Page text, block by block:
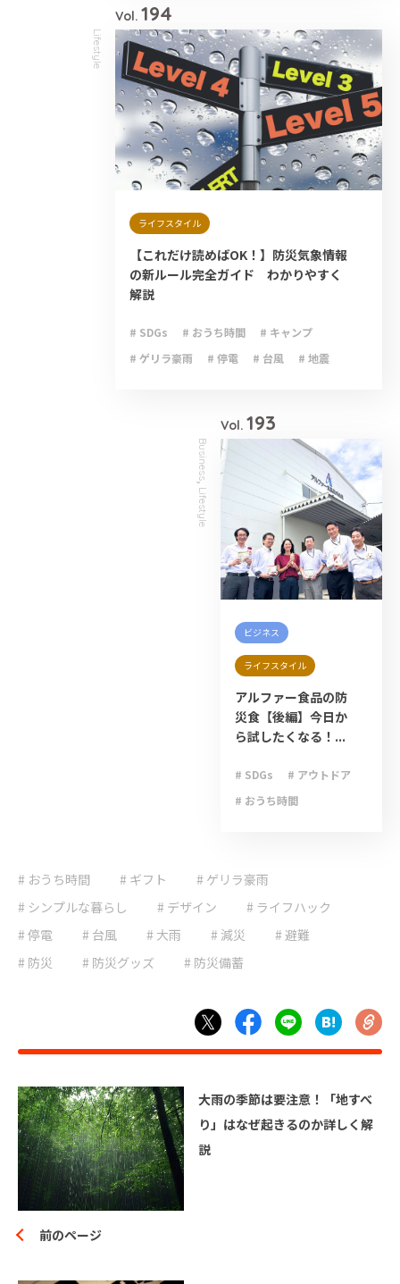
Lifestyle
Vol. 194
ライフスタイル
【これだけ読めばOK！】防災気象情報
の新ルール完全ガイド わかりやすく
解説
# SDGs # おうち時間
# キャンプ
# ゲリラ豪雨
# 停電 # 台風
# 地震
Business
,
Lifestyle
Vol. 193
ビジネス
ライフスタイル
アルファー食品の防
災食【後編】今日か
ら試したくなる！...
# SDGs
# アウトドア
# おうち時間
# ライフハック
# 停電
# 台風
# 地震
# 大雨
# 大雪
# 防災グッズ
# 防災備蓄
# 非常食
# おうち時間 # ギフト
# ゲリラ豪雨
# シンプルな暮らし
# デザイン
# ライフハック
# 停電
# 台風 # 大雨 # 減災
# 避難
# 防災
# 防災グッズ # 防災備蓄
大雨の季節は要注意！「地すべ
り」はなぜ起きるのか詳しく解
説
前のページ